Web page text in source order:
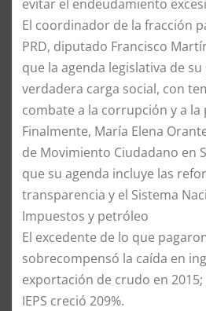
evitar el endeudamiento
El coordinador de la fracción
PRD, diputado Francisco
que la agenda legislativa de
verdadera carga social, con
combate a la corrupción y a la
Finalmente, María Elena
de Movimiento Ciudadano en
que su agenda incluye las
transparencia y el Sistema
Impuestos y petróleo
El excedente de lo que
sobrecompensó la caída en
exportación de crudo en
IEPS creció 209%.